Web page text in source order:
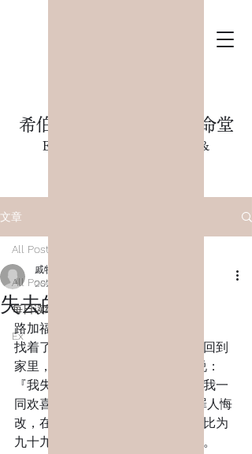
希伯崙/希頓島基督教生命堂
Evangelical Church Mission &
文章
All Posts
每日读经
Ex
All Posts
失去的羊
戚牧师
2021年6月14日
路加福音15:5-7
找着了，就欢欢喜喜地扛在肩上，回到
家里， 就请朋友邻舍来，对他们说：
『我失去的羊已经找着了，你们和我一
同欢喜吧！』 我告诉你们，一个罪人悔
改，在天上也要这样为他欢喜，较比为
九十九个不用悔改的义人欢喜更大。